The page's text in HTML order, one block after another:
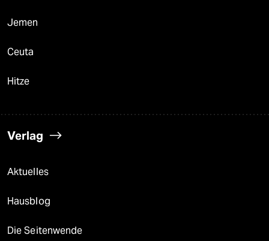
Jemen
Ceuta
Hitze
Verlag
Aktuelles
Hausblog
Die Seitenwende